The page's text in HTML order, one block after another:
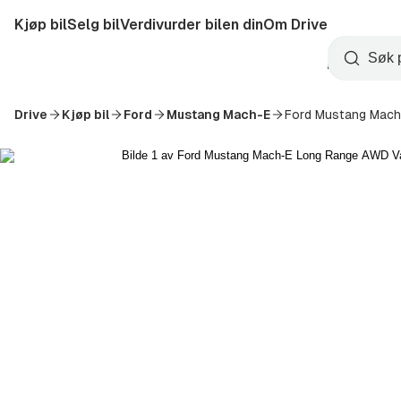
til
Startside
Kjøp bilSelg bilVerdivurder bilen dinOm Drive
Opprett
konto
Søk
Drive Kjøp bil Ford Mustang Mach-E Ford Mustang